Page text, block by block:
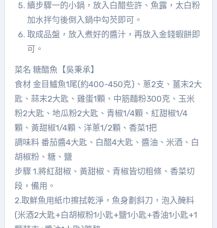
續步驟一的小鍋，放入白醋些許、魚露，太白粉
加水拌勻後倒入鍋中勾芡即可。
取成品盤，放入煮好的醬汁，再放入金錢蝦餅即
可。
菜名 糖醋魚【吳秉承】
食材 金目鱸魚1尾(約400-450克)、蔥2支、薑末2大
匙、蒜末2大匙、雞蛋1顆、中筋麵粉300克、玉米
粉2大匙、地瓜粉2大匙、青椒1/4顆、紅甜椒1/4
顆、黃甜椒1/4顆、洋蔥1/2顆、香菜1把
調味料 番茄醬4大匙、白醋4大匙、醬油、米酒、白
胡椒粉、糖、鹽
步驟 1.將紅甜椒、黃甜椒、青椒皆切粗條、香菜切
段，備用。
2.取鮮魚用紙巾擦拭乾淨，魚身劃斜刀，泡入醃料
(米酒2大匙+白胡椒粉1小匙+鹽1小匙+香油1小匙+1